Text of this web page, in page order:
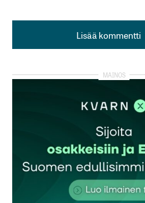
Lisää kommentti
Lisää kommentti
rekisteröityä
Sähköpostiosoitettasi ei julkaista.
kentät on merkitty*